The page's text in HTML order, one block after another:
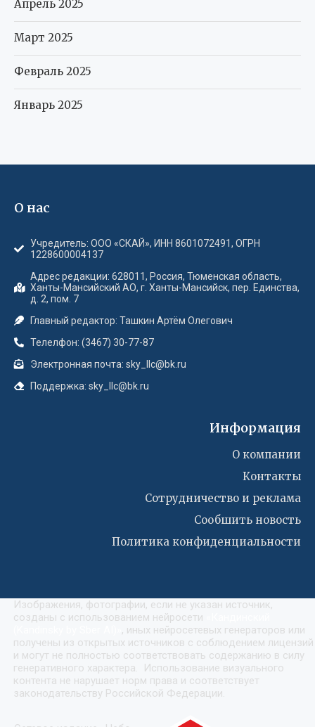
Апрель 2025
Март 2025
Февраль 2025
Январь 2025
О нас
Учредитель: ООО «СКАЙ», ИНН 8601072491, ОГРН
1228600004137
Адрес редакции: 628011, Россия, Тюменская область,
Ханты-Мансийский АО, г. Ханты-Мансийск, пер. Единства,
д. 2, пом. 7
Главный редактор: Ташкин Артём Олегович
Телелфон: (3467) 30-77-87
Электронная почта: sky_llc@bk.ru
Поддержка: sky_llc@bk.ru
Информация
О компании
Контакты
Сотрудничество и реклама
Сообшить новость
Политика конфиденциальности
Изображения, фотографии, если не указан источник,
созданы с использованием нейросети
, иных нейросетевых генераторов или
получены из открытых источников с соблюдением лицензий
и могут не полностью соответствовать содержанию в силу
генеративного характера. Использование визуального
контента не нарушает норм права и соответствует
законодательству Российской Федерации.